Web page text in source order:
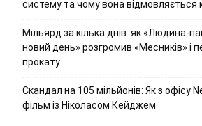
систему та чому вона відмовляється
Мільярд за кілька днів: як «Людина-
новий день» розгромив «Месників» і
прокату
Скандал на 105 мільйонів: Як з офісу
фільм із Ніколасом Кейджем